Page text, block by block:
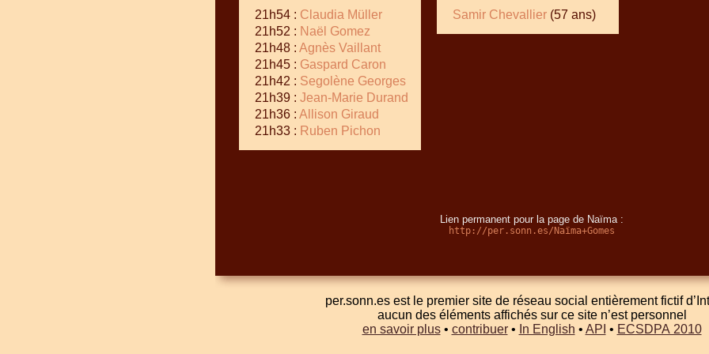
21h54 : Claudia Müller
21h52 : Naël Gomez
21h48 : Agnès Vaillant
21h45 : Gaspard Caron
21h42 : Segolène Georges
21h39 : Jean-Marie Durand
21h36 : Allison Giraud
21h33 : Ruben Pichon
Samir Chevallier (57 ans)
Lien permanent pour la page de Naïma :
http://per.sonn.es/Naïma+Gomes
per.sonn.es est le premier site de réseau social entièrement fictif
aucun des éléments affichés sur ce site n’est personnel
en savoir plus• contribuer• In English • API • ECSDPA 2010